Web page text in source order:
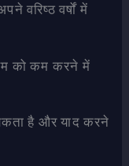
वरिष्ठ वर्षों में
को कम करने में
है और याद करने